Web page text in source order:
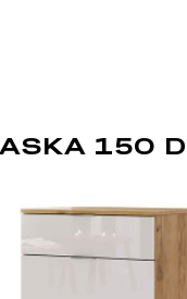
Trendy materiály.
doplňky, což
Nezapomeňte také
moderního designu
150